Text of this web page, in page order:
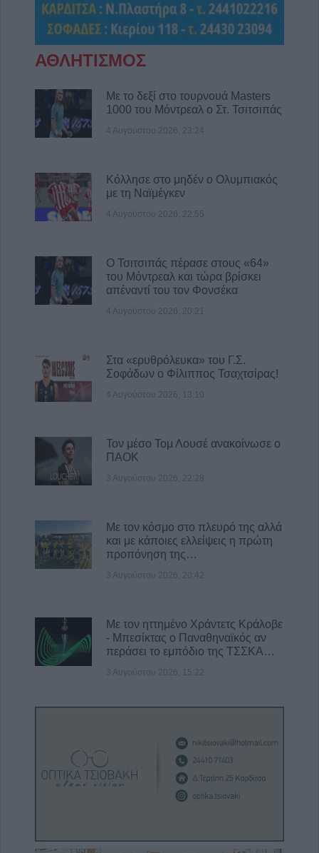
επικινδύνως ετοιμόρροπων κτιρίων στον
Δήμο Μουζακίου
4 Αυγούστου 2026, 16:41
Υπ. Παιδείας: 5-10 Αυγούστου οι αιτήσεις
Πρωτοβάθμια και Δευτεροβάθμια
Εκπαίδευση
4 Αυγούστου 2026, 16:23
άνδρα
4 Αυγούστου 2026, 16:18
Σε λειτουργία η πλατφόρμα myAGRO για τη
Προγραμματισμένες διακοπές
ηλεκτροδότησης την Τετάρτη (5/8) σε
Ματαράγκα, Φίλια και ολιγόλεπτες κοντά στο
Εγκρίθηκε η δημοπράτηση του έργου
εκσυγχρονισμού των αρδευτικών
γεωτρήσεων του ΤΟΕΒ Σελλάνων με
ΑΘΛΗΤΙΣΜΟΣ
Με το δεξί στο τουρνουά Masters
1000 του Μόντρεαλ ο Στ. Τσιτσιπάς
4 Αυγούστου 2026, 23:24
Κόλλησε στο μηδέν ο Ολυμπιακός
με τη Ναϊμέγκεν
4 Αυγούστου 2026, 22:55
Ο Τσιτσιπάς πέρασε στους «64»
του Μόντρεαλ και τώρα βρίσκει
απέναντί του τον Φονσέκα
4 Αυγούστου 2026, 20:21
Στα «ερυθρόλευκα» του Γ.Σ.
Σοφάδων ο Φίλιππος Τσαχτσίρας!
4 Αυγούστου 2026, 13:10
Τον μέσο Τομ Λουσέ ανακοίνωσε ο
ΠΑΟΚ
3 Αυγούστου 2026, 22:28
Με τον κόσμο στο πλευρό της αλλά
και με κάποιες ελλείψεις η πρώτη
προπόνηση της…
3 Αυγούστου 2026, 20:42
Με τον ηττημένο Χράντετς Κράλοβε
- Μπεσίκτας ο Παναθηναϊκός αν
περάσει το εμπόδιο της ΤΣΣΚΑ…
3 Αυγούστου 2026, 15:22